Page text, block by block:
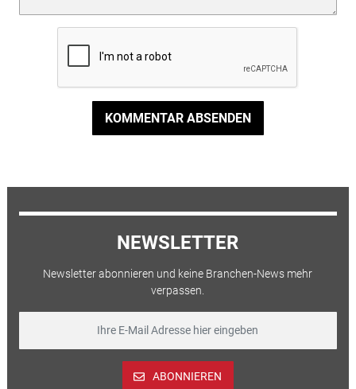
KOMMENTAR ABSENDEN
NEWSLETTER
Newsletter abonnieren und keine Branchen-News mehr
verpassen.
ABONNIEREN